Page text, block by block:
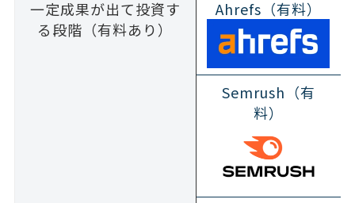
一定成果が出て投資す
る段階（有料あり）
Ahrefs（有料）
Semrush（有
料）